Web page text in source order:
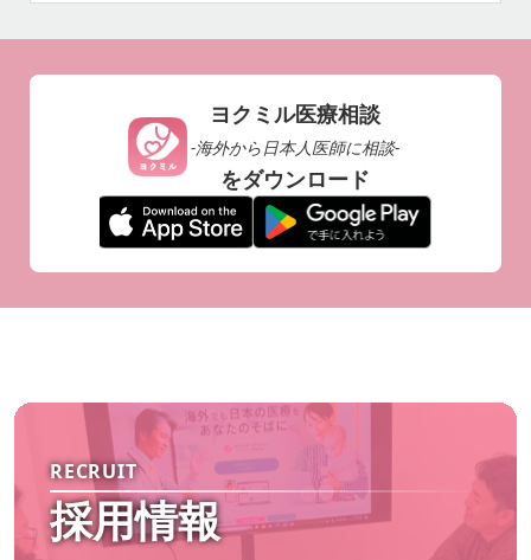
ヨクミル医療相談
-海外から日本人医師に相談-
をダウンロード
RECRUIT
採用情報